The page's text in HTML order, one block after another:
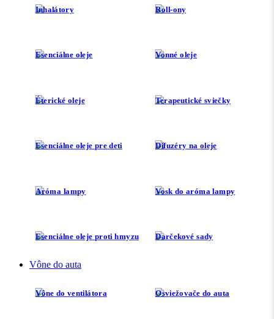
Inhalátory Roll-ony
Esenciálne oleje Vonné oleje
Éterické oleje Terapeutické sviečky
Esenciálne oleje pre deti Difuzéry na oleje
Aróma lampy Vosk do aróma lampy
Esenciálne oleje proti hmyzu Darčekové sady
Vône do auta
Vône do ventilátora Osviežovače do auta